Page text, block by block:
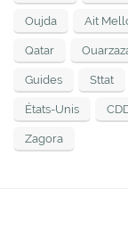
Oujda Ait
Qatar
Guides Sttat
États-Unis
Zagora